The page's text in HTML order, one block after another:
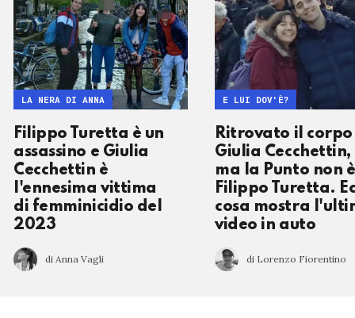
Filippo Turetta è un
assassino e Giulia
Cecchettin è
l'ennesima vittima
di femminicidio del
2023
di Anna Vagli
LA NERA DI ANNA
Ritrovato il
Giulia Cecchettin,
ma la Punto non
Filippo Turetta.
cosa mostra
video in auto
di Lorenzo Fiorentino
E LUI DOV'È?